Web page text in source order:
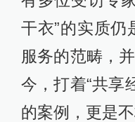
干衣”的实质仍
服务的范畴，
今，打着“共享
的案例，更是不